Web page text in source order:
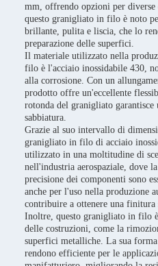
mm, offrendo opzioni per
questo granigliato in filo è noto
brillante, pulita e liscia, che lo
preparazione delle superfici.
Il materiale utilizzato nella
filo è l'acciaio inossidabile 430,
alla corrosione. Con un
prodotto offre un'eccellente
rotonda del granigliato
sabbiatura.
Grazie al suo intervallo di
granigliato in filo di acciaio
utilizzato in una moltitudine di
nell'industria aerospaziale, dove
precisione dei componenti sono
anche per l'uso nella produzione
contribuire a ottenere una
Inoltre, questo granigliato in filo
delle costruzioni, come la
superfici metalliche. La sua
rendono efficiente per le